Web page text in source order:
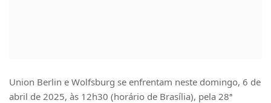
Union Berlin e Wolfsburg se enfrentam neste domingo, 6 de
abril de 2025, às 12h30 (horário de Brasília), pela 28ª